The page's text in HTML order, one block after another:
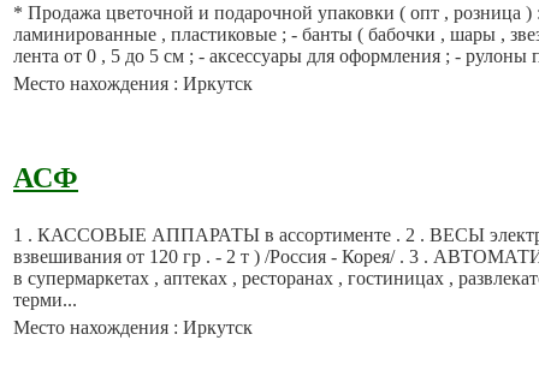
* Продажа цветочной и подарочной упаковки ( опт , розница )
ламинированные , пластиковые ; - банты ( бабочки , шары ,
лента от 0 , 5 до 5 см ; - аксессуары для оформления ; - рулоны
Место нахождения : Иркутск
АСФ
1 . КАССОВЫЕ АППАРАТЫ в ассортименте . 2 . ВЕСЫ
взвешивания от 120 гр . - 2 т ) /Россия - Корея/ . 3 .
в супермаркетах , аптеках , ресторанах , гостиницах ,
терми...
Место нахождения : Иркутск